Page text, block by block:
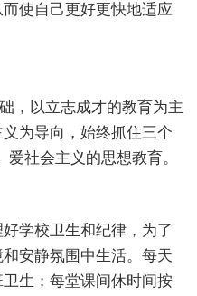
使自己更好更快地适应
以立志成才的教育为主
为导向，始终抓住三个
社会主义的思想教育。
学校卫生和纪律，为了
安静氛围中生活。每天
生；每堂课间休时间按